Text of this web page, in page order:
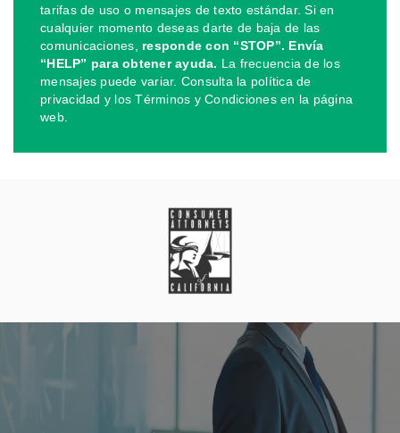
tarifas de uso o mensajes de texto estándar. Si en
cualquier momento deseas darte de baja de las
comunicaciones, responde con “STOP”. Envía
“HELP” para obtener ayuda. La frecuencia de los
mensajes puede variar. Consulta la política de
privacidad y los Términos y Condiciones en la página
web.